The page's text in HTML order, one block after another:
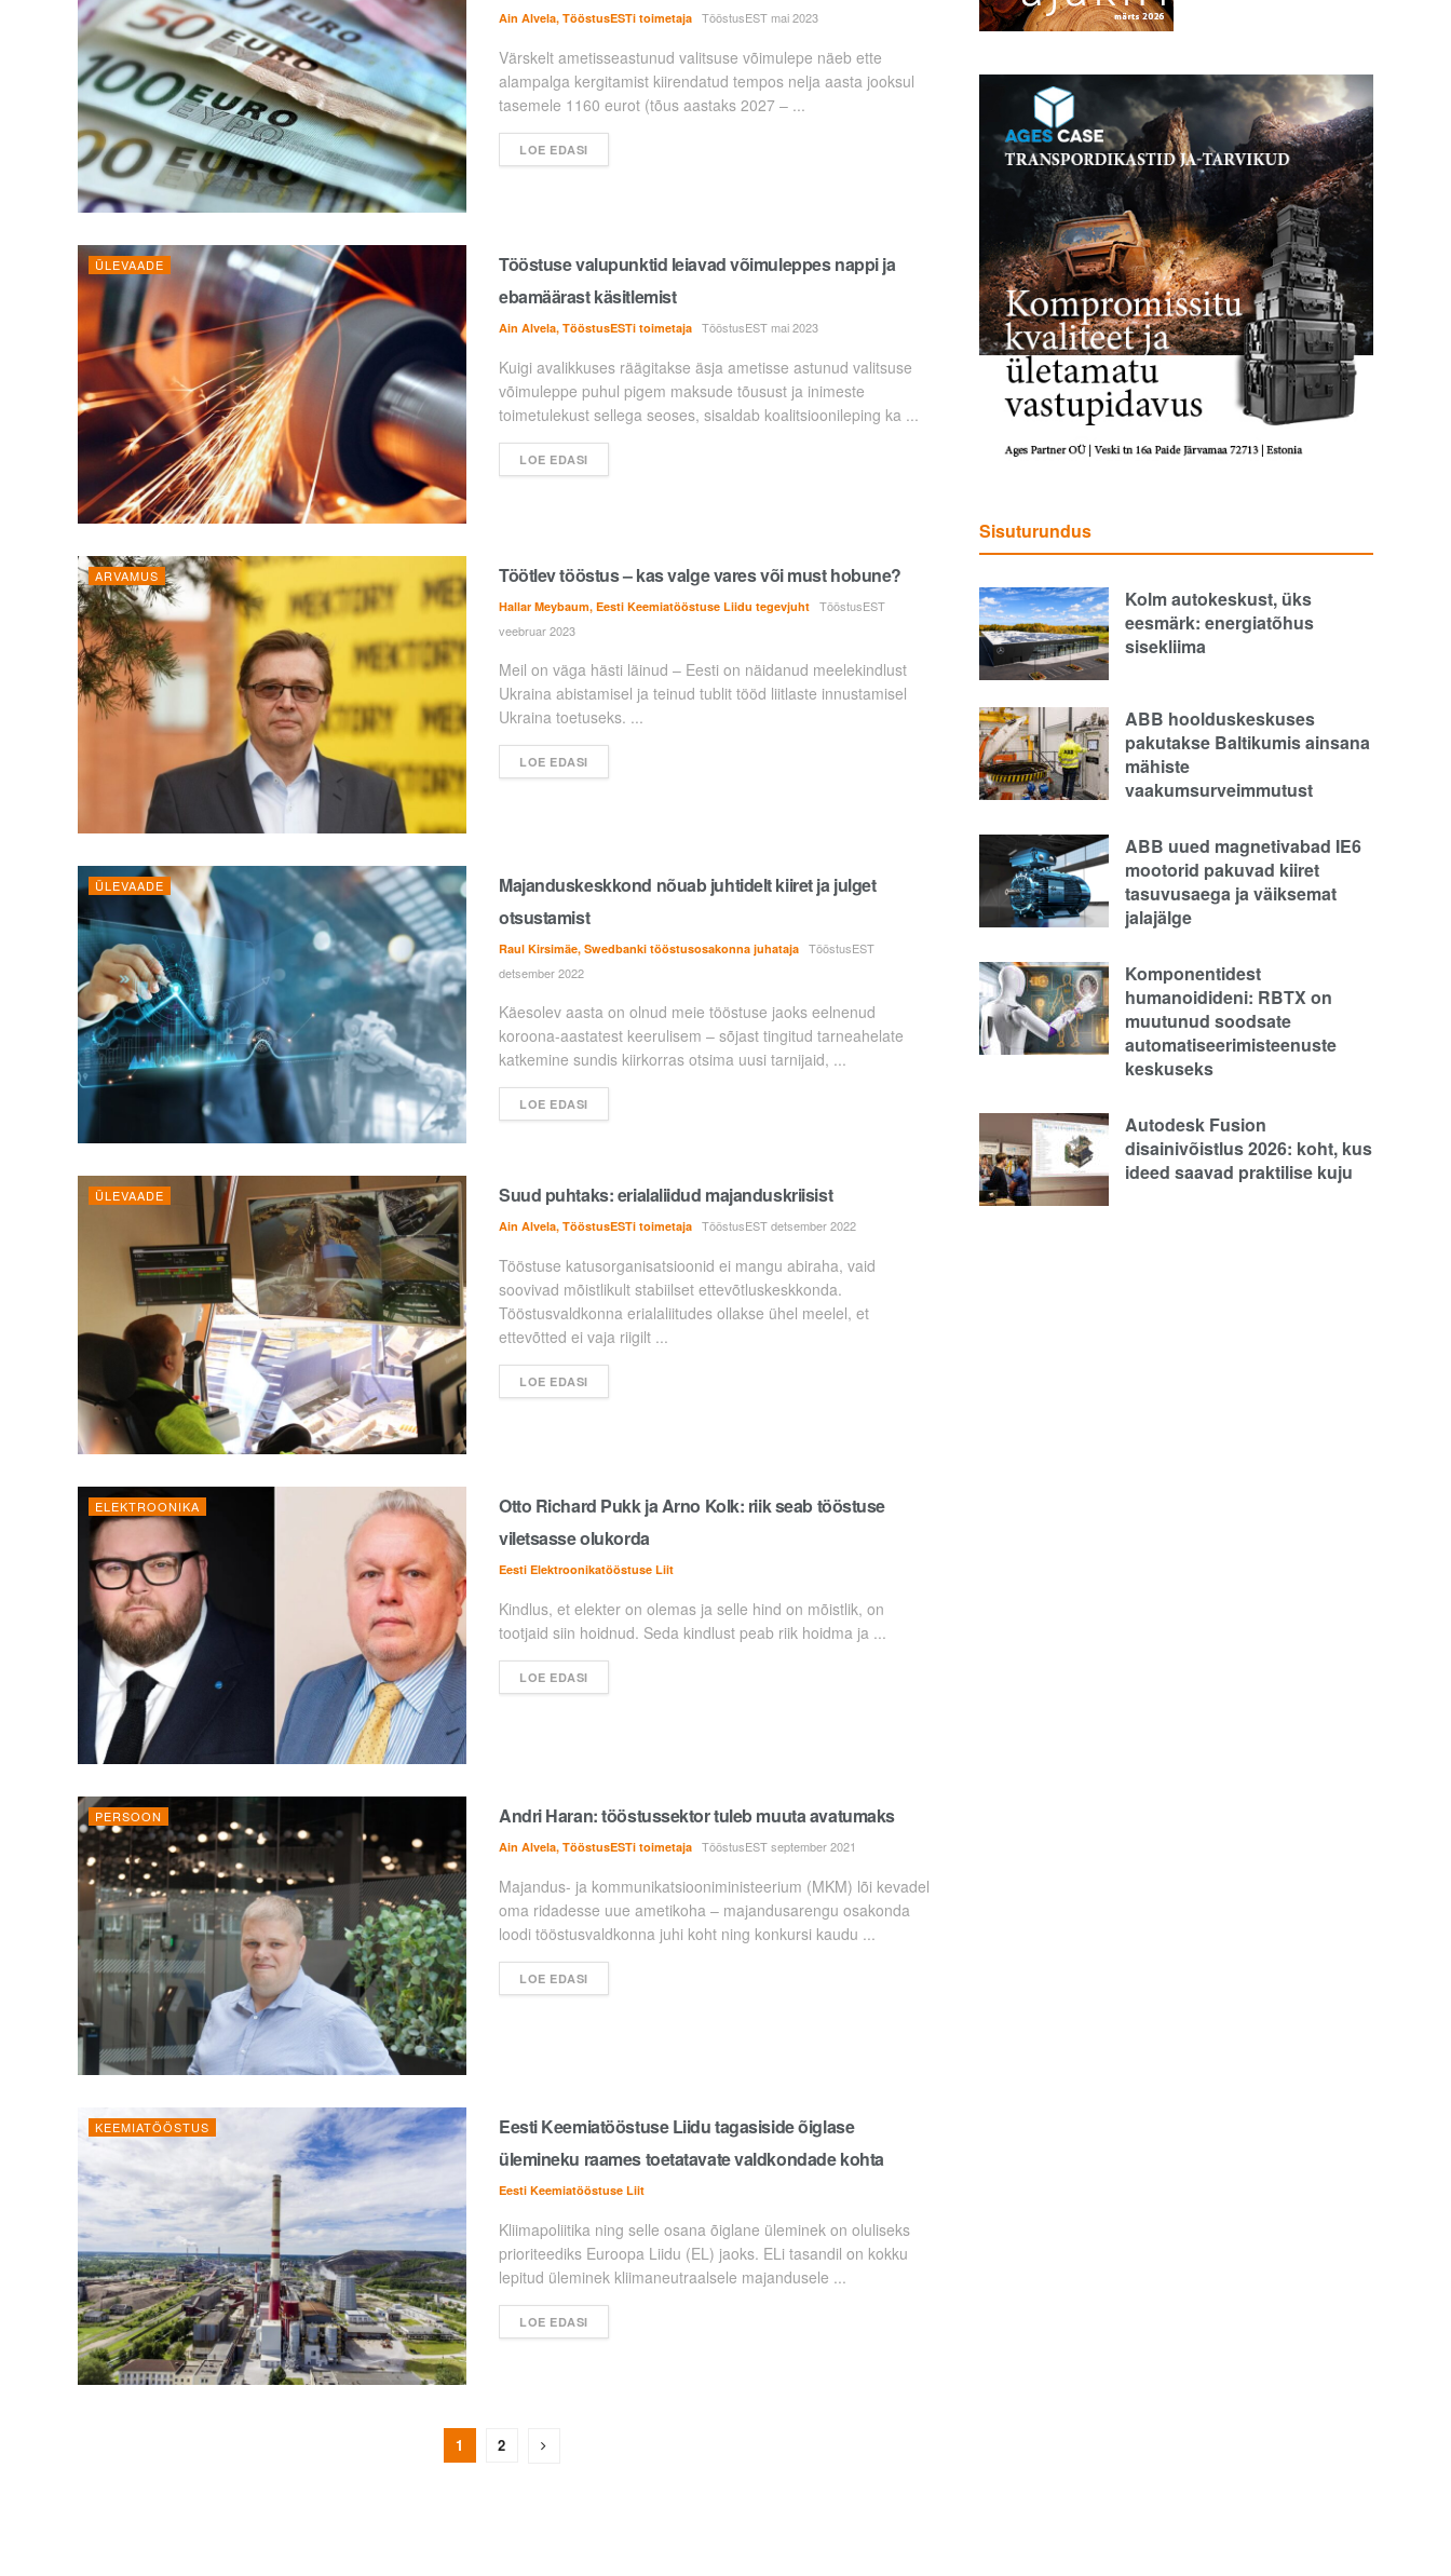
Ain Alvela, TööstusESTi toimetaja TööstusEST mai 2023
Värskelt ametisseastunud valitsuse võimulepe näeb ette
alampalga kergitamist kiirendatud tempos nelja aasta jooksul
tasemele 1160 eurot (tõus aastaks 2027 – ...
LOE EDASI
ÜLEVAADE
Tööstuse valupunktid leiavad võimuleppes nappi ja
ebamäärast käsitlemist
Ain Alvela, TööstusESTi toimetaja TööstusEST mai 2023
Kuigi avalikkuses räägitakse äsja ametisse astunud valitsuse
võimuleppe puhul pigem maksude tõusust ja inimeste
toimetulekust sellega seoses, sisaldab koalitsioonileping ka ...
LOE EDASI
ARVAMUS Töötlev tööstus – kas valge vares või must hobune?
Hallar Meybaum, Eesti Keemiatööstuse Liidu tegevjuht TööstusEST
veebruar 2023
Meil on väga hästi läinud – Eesti on näidanud meelekindlust
Ukraina abistamisel ja teinud tublit tööd liitlaste innustamisel
Ukraina toetuseks. ...
LOE EDASI
ÜLEVAADE
Majanduskeskkond nõuab juhtidelt kiiret ja julget
otsustamist
Raul Kirsimäe, Swedbanki tööstusosakonna juhataja TööstusEST
detsember 2022
Käesolev aasta on olnud meie tööstuse jaoks eelnenud
koroona-aastatest keerulisem – sõjast tingitud tarneahelate
katkemine sundis kiirkorras otsima uusi tarnijaid, ...
LOE EDASI
ÜLEVAADE Suud puhtaks: erialaliidud majanduskriisist
Ain Alvela, TööstusESTi toimetaja TööstusEST detsember 2022
Tööstuse katusorganisatsioonid ei mangu abiraha, vaid
soovivad mõistlikult stabiilset ettevõtluskeskkonda.
Tööstusvaldkonna erialaliitudes ollakse ühel meelel, et
ettevõtted ei vaja riigilt ...
LOE EDASI
ELEKTROONIKA
Otto Richard Pukk ja Arno Kolk: riik seab tööstuse
viletsasse olukorda
Eesti Elektroonikatööstuse Liit
Kindlus, et elekter on olemas ja selle hind on mõistlik, on
tootjaid siin hoidnud. Seda kindlust peab riik hoidma ja ...
LOE EDASI
PERSOON Andri Haran: tööstussektor tuleb muuta avatumaks
Ain Alvela, TööstusESTi toimetaja TööstusEST september 2021
Majandus- ja kommunikatsiooniministeerium (MKM) lõi kevadel
oma ridadesse uue ametikoha – majandusarengu osakonda
loodi tööstusvaldkonna juhi koht ning konkursi kaudu ...
LOE EDASI
KEEMIATÖÖSTUS
Eesti Keemiatööstuse Liidu tagasiside õiglase
ülemineku raames toetatavate valdkondade kohta
Eesti Keemiatööstuse Liit
Kliimapoliitika ning selle osana õiglane üleminek on oluliseks
prioriteediks Euroopa Liidu (EL) jaoks. ELi tasandil on kokku
lepitud üleminek kliimaneutraalsele majandusele ...
LOE EDASI
1 2
Sisuturundus
Kolm autokeskust, üks
eesmärk: energiatõhus
sisekliima
ABB hoolduskeskuses
pakutakse Baltikumis ainsana
mähiste
vaakumsurveimmutust
ABB uued magnetivabad IE6
mootorid pakuvad kiiret
tasuvusaega ja väiksemat
jalajälge
Komponentidest
humanoidideni: RBTX on
muutunud soodsate
automatiseerimisteenuste
keskuseks
Autodesk Fusion
disainivõistlus 2026: koht, kus
ideed saavad praktilise kuju